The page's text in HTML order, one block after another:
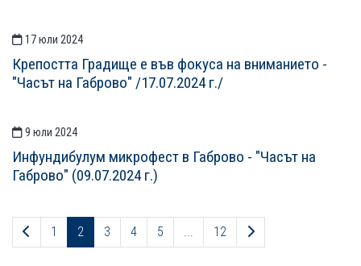
17 юли 2024
Крепостта Градище е във фокуса на вниманието -
"Часът на Габрово" /17.07.2024 г./
9 юли 2024
Инфундибулум микрофест в Габрово - "Часът на
Габрово" (09.07.2024 г.)
Предходна страница
1 2 3 4 5 ... 12 Следваща